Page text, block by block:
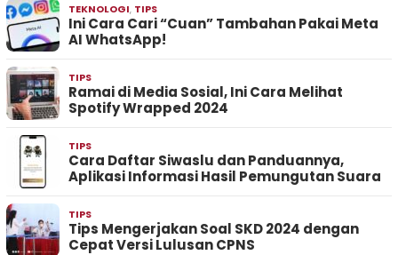
TEKNOLOGI, TIPS
Ini Cara Cari “Cuan” Tambahan Pakai Meta
AI WhatsApp!
TIPS
Ramai di Media Sosial, Ini Cara Melihat
Spotify Wrapped 2024
TIPS
Cara Daftar Siwaslu dan Panduannya,
Aplikasi Informasi Hasil Pemungutan Suara
TIPS
Tips Mengerjakan Soal SKD 2024 dengan
Cepat Versi Lulusan CPNS